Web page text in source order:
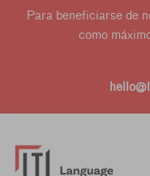
Para beneficiarse de
como